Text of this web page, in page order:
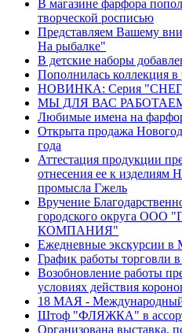
В магазине фарфора
творческой росписью
Представляем Вашему
На рыбалке"
В детские наборы
Пополнилась
НОВИНКА: Серия
МЫ ДЛЯ ВАС
Любимые имена на
Открыта продажа
года
Аттестация продукции
отнесения ее к изделиям
промысла Гжель
Вручение
городского округа
КОМПАНИЯ"
Ежедневные экскурсии в
График работы торговли
Возобновление работы
условиях действия
18 МАЯ - Международный
Штоф "ФЛЯЖКА" в
Организована выставка,